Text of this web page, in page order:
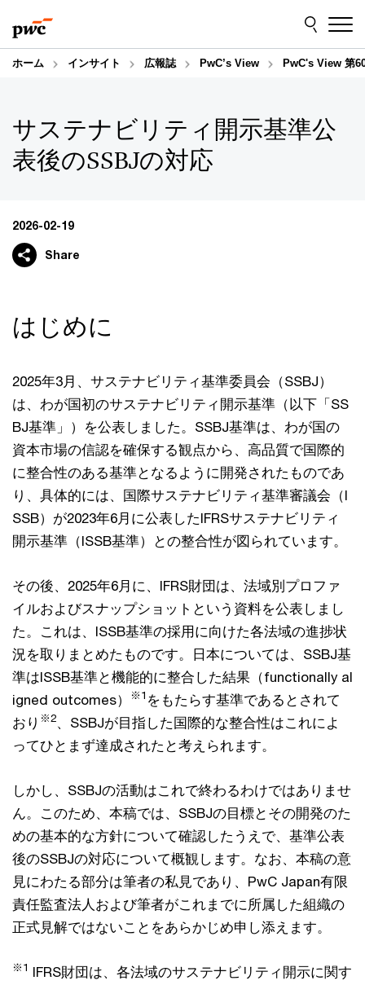
to
content
to
footer
ホーム インサイト 広報誌 PwC’s View PwC's View 第
サステナビリティ開示基準公
表後のSSBJの対応
2026-02-19
Share
はじめに
2025年3月、サステナビリティ基準委員会（SSBJ）
は、わが国初のサステナビリティ開示基準（以下「SS
BJ基準」）を公表しました。SSBJ基準は、わが国の
資本市場の信認を確保する観点から、高品質で国際的
に整合性のある基準となるように開発されたものであ
り、具体的には、国際サステナビリティ基準審議会（I
SSB）が2023年6月に公表したIFRSサステナビリティ
開示基準（ISSB基準）との整合性が図られています。
その後、2025年6月に、IFRS財団は、法域別プロファ
イルおよびスナップショットという資料を公表しまし
た。これは、ISSB基準の採用に向けた各法域の進捗状
況を取りまとめたものです。日本については、SSBJ基
準はISSB基準と機能的に整合した結果（functionally al
igned outcomes）
※1 をもたらす基準であるとされて
おり ※2、SSBJが目指した国際的な整合性はこれによ
ってひとまず達成されたと考えられます。
しかし、SSBJの活動はこれで終わるわけではありませ
ん。このため、本稿では、SSBJの目標とその開発のた
めの基本的な方針について確認したうえで、基準公表
後のSSBJの対応について概観します。なお、本稿の意
見にわたる部分は筆者の私見であり、PwC Japan有限
責任監査法人および筆者がこれまでに所属した組織の
正式見解ではないことをあらかじめ申し添えます。
※1 IFRS財団は、各法域のサステナビリティ開示に関す